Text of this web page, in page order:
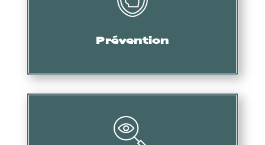
Prévention
Audit, formation, etc.